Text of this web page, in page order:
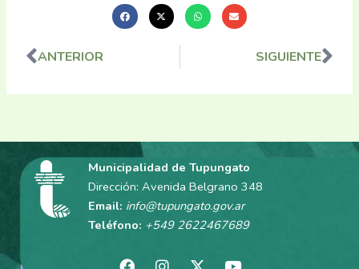
Ant
ANTERIOR SIGUIENTE
Municipalidad de Tupungato
Dirección: Avenida Belgrano 348
Email: info@tupungato.gov.ar
Teléfono: +549 2622467689
F
I
X
Y